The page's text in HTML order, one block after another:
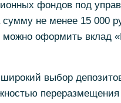
фондов под
не менее 15 000
оформить вклад
выбор